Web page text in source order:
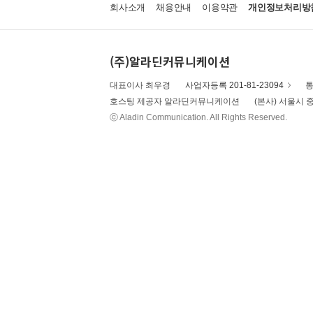
회사소개 채용안내 이용약관 개인정보처리방
(주)알라딘커뮤니케이션
대표이사 최우경 사업자등록 201-81-23094
호스팅 제공자 알라딘커뮤니케이션
(본사) 서울시
ⓒ Aladin Communication. All Rights Reserved.